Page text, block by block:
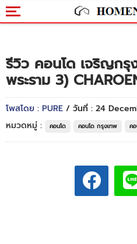
รีวิว คอนโด เจริญก
พระราม 3)
โพสโดย : PURE / วันที่ : 24
หมวดหมู่ :
คอนโด คอนโด กรุงเทพ ค